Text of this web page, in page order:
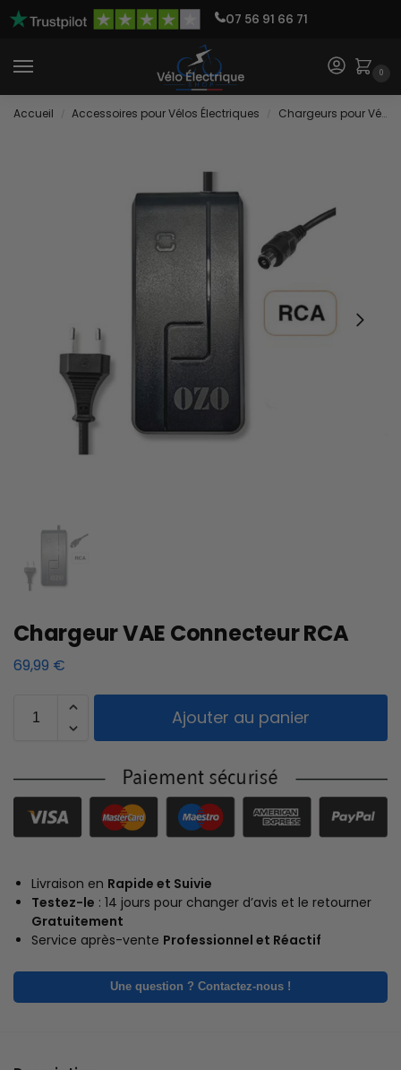
07 56 91 66 71
0
Accueil Accessoires pour Vélos Électriques Chargeurs pour Vélos Électriques
Chargeur VAE Connecteur RCA
69,99 €
Ajouter au panier
Livraison en Rapide et Suivie
Testez-le : 14 jours pour changer d’avis et le retourner
Gratuitement
Service après-vente Professionnel et Réactif
Une question ? Contactez-nous !